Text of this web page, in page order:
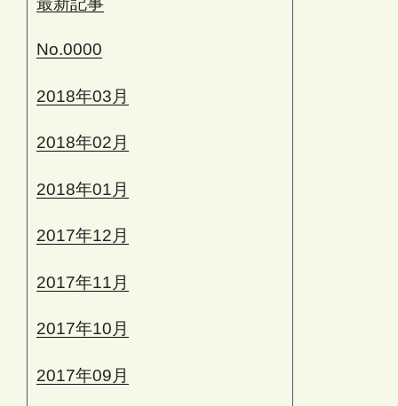
No.0000
2018年03月
2018年02月
2018年01月
2017年12月
2017年11月
2017年10月
2017年09月